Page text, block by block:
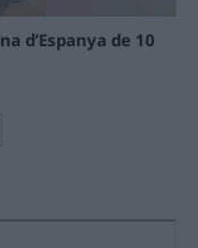
d’Espanya de 10